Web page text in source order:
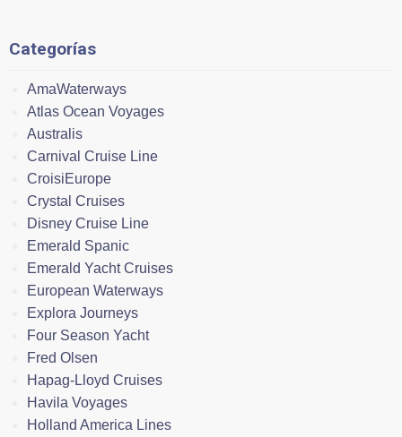
Categorías
AmaWaterways
Atlas Ocean Voyages
Australis
Carnival Cruise Line
CroisiEurope
Crystal Cruises
Disney Cruise Line
Emerald Spanic
Emerald Yacht Cruises
European Waterways
Explora Journeys
Four Season Yacht
Fred Olsen
Hapag-Lloyd Cruises
Havila Voyages
Holland America Lines